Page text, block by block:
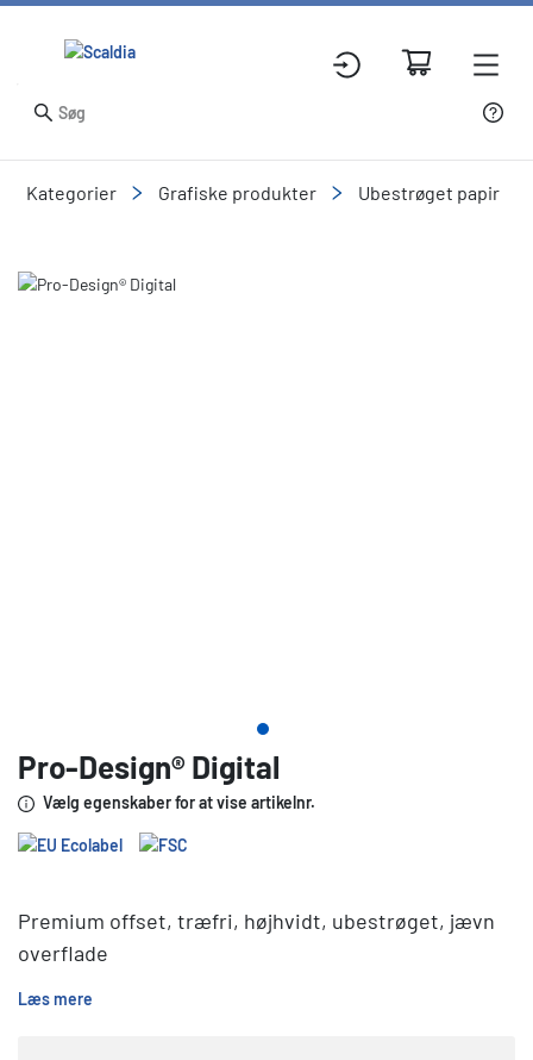
Kategorier Grafiske produkter Ubestrøget papir
Slide 1 of 1
Pro-Design® Digital
Vælg egenskaber for at vise artikelnr.
Premium offset, træfri, højhvidt, ubestrøget, jævn
overflade
Læs mere